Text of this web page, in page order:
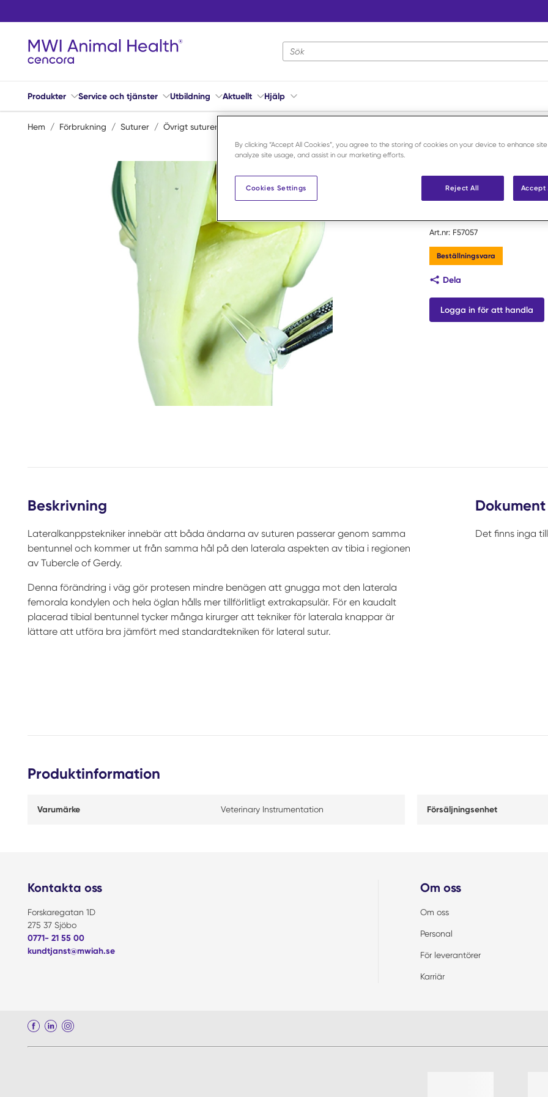
Webbplatsens sökning
Produkter Service och tjänster Utbildning Aktuellt Hjälp
Hem / Förbrukning / Suturer / Övrigt suturer
80lb Nylon
Titanium
Art.nr: F57057
Beställningsvara
Dela
Logga in för att handla
Beskrivning
Lateralkanppstekniker innebär att båda ändarna av suturen passerar genom samma
bentunnel och kommer ut från samma hål på den laterala aspekten av tibia i regionen
av Tubercle of Gerdy.
Denna förändring i väg gör protesen mindre benägen att gnugga mot den laterala
femorala kondylen och hela öglan hålls mer tillförlitligt extrakapsulär. För en kaudalt
placerad tibial bentunnel tycker många kirurger att tekniker för laterala knappar är
lättare att utföra bra jämfört med standardtekniken för lateral sutur.
Dokument
Det finns inga
Produktinformation
Varumärke Veterinary Instrumentation Försäljningsenhet
Kontakta oss
Forskaregatan 1D
275 37 Sjöbo
0771- 21 55 00
kundtjanst@mwiah.se
Om oss
Om oss
Personal
För leverantörer
Karriär
By clicking “Accept All Cookies”, you agree to the storing of cookies on your device to enhance
analyze site usage, and assist in our marketing efforts.
Reject All Accept
Cookies Settings